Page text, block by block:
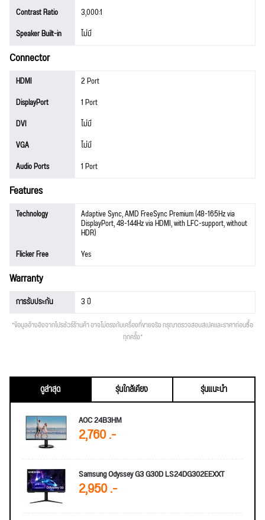
Contrast Ratio
3,000:1
Speaker Built-in
ไม่มี
Connector
HDMI
2 Port
DisplayPort
1 Port
DVI
ไม่มี
VGA
ไม่มี
Audio Ports
1 Port
Features
Technology Adaptive Sync, AMD FreeSync Premium (48-165Hz via
DisplayPort, 48-144Hz via HDMI, with LFC-support, without
HDR)
Flicker Free
Yes
Warranty
การรับประกัน 3 ปี
*ข้อมูลอ้างอิงจากโปรชัวร์ร้านค้า อาจไม่ตรงกับเครื่องที่ขายจริง กรุณาตรวจสอบสเปคและราคาก่อนซื้อ
ทุกครั้ง*
ดูล่าสุด รุ่นใกล้เคียง
รุ่นแนะนำ
AOC 24B3HM
2,760 .-
Samsung Odyssey G3 G30D LS24DG302EEXXT
2,950 .-